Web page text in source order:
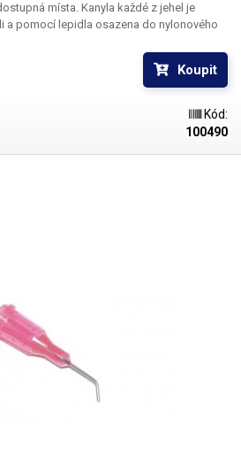
místa. Kanyla každé z jehel je
a pomocí lepidla osazena do nylonového
se závitem ke spolehlivému a rychlému
stříkačce nebo ručnímu dávkovači.
Koupit
Kód:
100490